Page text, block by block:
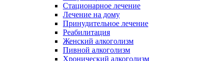
Стационарное лечение
Лечение на дому
Принудительное лечение
Реабилитация
Женский алкоголизм
Пивной алкоголизм
Хронический алкоголизм